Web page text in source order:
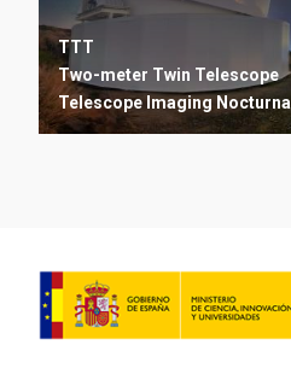
TTT
Two-meter Twin Telescope
Telescope Imaging Nocturnal